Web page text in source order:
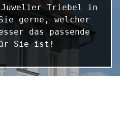
Juwelier Triebel in
gerne, welcher
das passende
Sie ist!